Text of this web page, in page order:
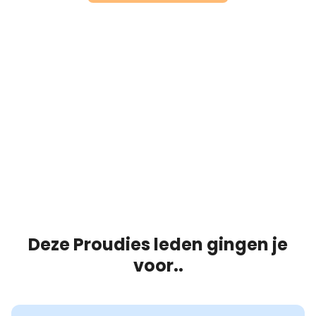
Deze Proudies leden gingen je
voor..